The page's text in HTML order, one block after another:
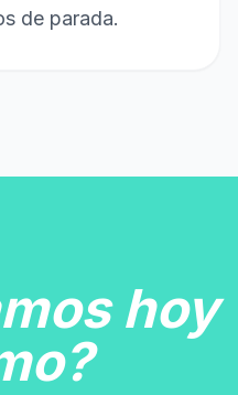
de parada.
hoy